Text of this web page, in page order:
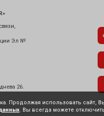
Эл №
26.
Продолжая использовать сайт,
. Вы всегда можете